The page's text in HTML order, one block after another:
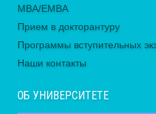
MBA/EMBA
Прием в докторантуру
Программы вступительных
Наши контакты
ОБ УНИВЕРСИТЕТЕ